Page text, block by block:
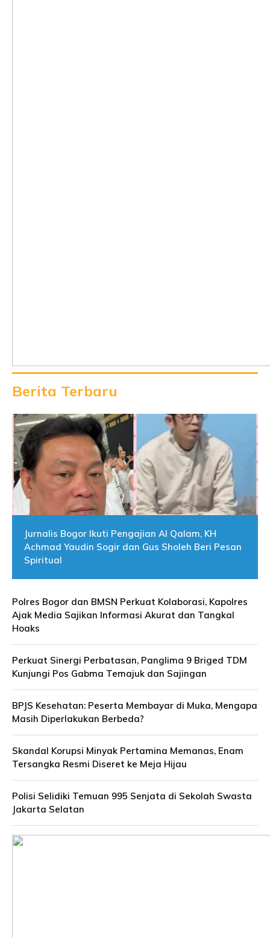
Berita Terbaru
Jurnalis Bogor Ikuti Pengajian Al Qalam, KH
Achmad Yaudin Sogir dan Gus Sholeh Beri Pesan
Spiritual
Polres Bogor dan BMSN Perkuat Kolaborasi, Kapolres
Ajak Media Sajikan Informasi Akurat dan Tangkal
Hoaks
Perkuat Sinergi Perbatasan, Panglima 9 Briged TDM
Kunjungi Pos Gabma Temajuk dan Sajingan
BPJS Kesehatan: Peserta Membayar di Muka, Mengapa
Masih Diperlakukan Berbeda?
Skandal Korupsi Minyak Pertamina Memanas, Enam
Tersangka Resmi Diseret ke Meja Hijau
Polisi Selidiki Temuan 995 Senjata di Sekolah Swasta
Jakarta Selatan